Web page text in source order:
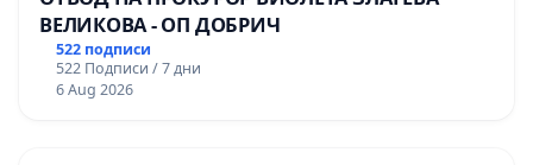
ВЕЛИКОВА - ОП ДОБРИЧ
522 подписи
522 Подписи / 7 дни
6 Aug 2026